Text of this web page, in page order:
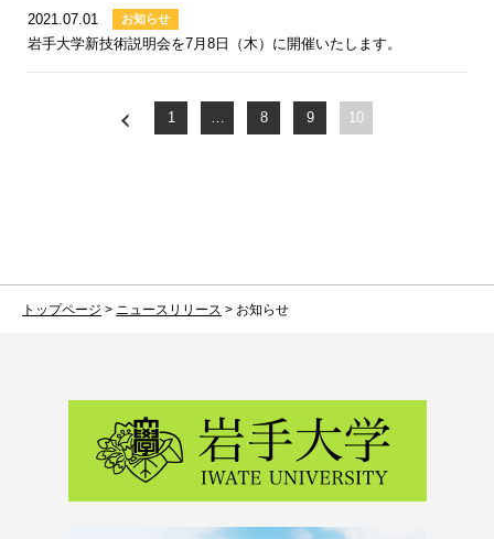
ニュース
活動報告
お知らせ：2024年
お知らせ：2023年
お知らせ：2021年
2021.07.01 お知らせ
岩手大学新技術説明会を7月8日（木）に開催いたします。
1 … 8 9 10
トップページ > ニュースリリース > お知らせ